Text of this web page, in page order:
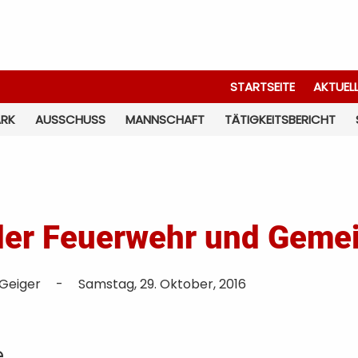
STARTSEITE
AUSSCHUSS MANNSCHAFT TÄTIGKEITSBERICHT
Feuerwehr und
- Samstag, 29. Oktober, 2016